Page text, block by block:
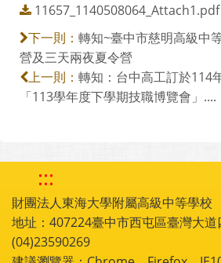
11657_1140508064_Attach1.pdf
下一則： 轉知~臺中市慈明高級中
營及三天兩夜夏令營
上一則： 轉知：台中高工訂於114
「113學年度下學期技職博覽會」....
:::
財團法人東海大學附屬高級中等學校
地址：407224臺中市西屯區臺灣大道
(04)23590269